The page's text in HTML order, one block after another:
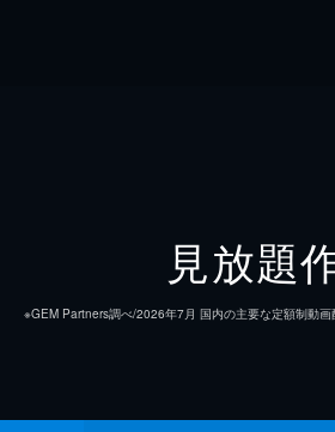
見放題
※GEM Partners調べ/2026年7⽉ 国内の主要な定額制動